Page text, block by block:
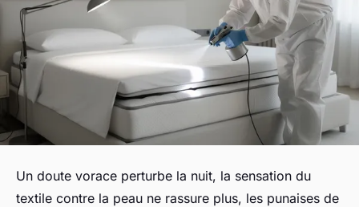
Un doute vorace perturbe la nuit, la sensation du
textile contre la peau ne rassure plus, les punaises de